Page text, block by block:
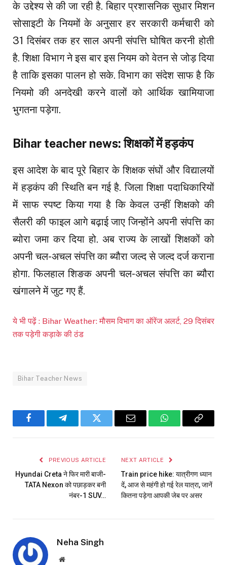
के उद्देश्य से की जा रही है. बिहार प्रशासनिक सुधार मिशन
सोसाइटी के नियमों के अनुसार हर सरकारी कर्मचारी को
31 दिसंबर तक हर साल अपनी संपत्ति घोषित करनी होती
है. शिक्षा विभाग ने इस बार इस नियम को वेतन से जोड़ दिया
है ताकि इसका पालन हो सके. विभाग का संदेश साफ है कि
नियमो की अनदेखी करने वालों को आर्थिक खामियाजा
भुगतना पड़ेगा.
Bihar teacher news: शिक्षकों में हड़कंप
इस आदेश के बाद पूरे बिहार के शिक्षक संघों और विद्यालयों
में हड़कंप की स्थिति बन गई है. जिला शिक्षा पदाधिकारियों
में साफ स्पष्ट किया गया है कि केवल उन्हीं शिक्षको की
सैलरी की फाइल आगे बढ़ाई जाए जिन्होंने अपनी संपत्ति का
ब्योरा जमा कर दिया हो. अब राज्य के लाखों शिक्षकों को
अपनी चल-अचल संपत्ति का ब्यौरा जल्द से जल्द दर्ज कराना
होगा. फिलहाल शिङक अपनी चल-अचल संपत्ति का ब्यौरा
खंगालने में जुट गए हैं.
ये भी पढ़ें : Bihar Weather: मौसम विभाग का ऑरेंज अलर्ट, 29 दिसंबर
तक पड़ेगी कड़ाके की ठंड
Bihar Teacher News
FacebookTelegramTwitter Email WhatsAppCopy
PREVIOUS ARTICLE
Hyundai Creta ने फिर मारी बाजी-
TATA Nexon को पछाड़कर बनी
नंबर-1 SUV…
NEXT ARTICLE
Train price hike: यात्रीगण ध्यान
दें, आज से महंगी हो गई रेल यात्रा, जानें
कितना पड़ेगा आपकी जेब पर असर
Neha Singh
Website